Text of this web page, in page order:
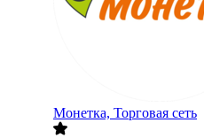
Монетка, Торговая сеть